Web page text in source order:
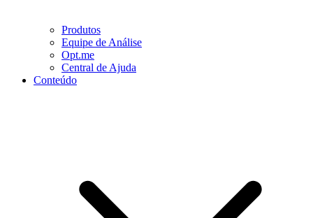
Produtos
Equipe de Análise
Opt.me
Central de Ajuda
Conteúdo